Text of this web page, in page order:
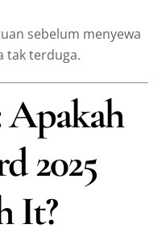
sebelum menyewa
tak terduga.
Apakah
2025
It?